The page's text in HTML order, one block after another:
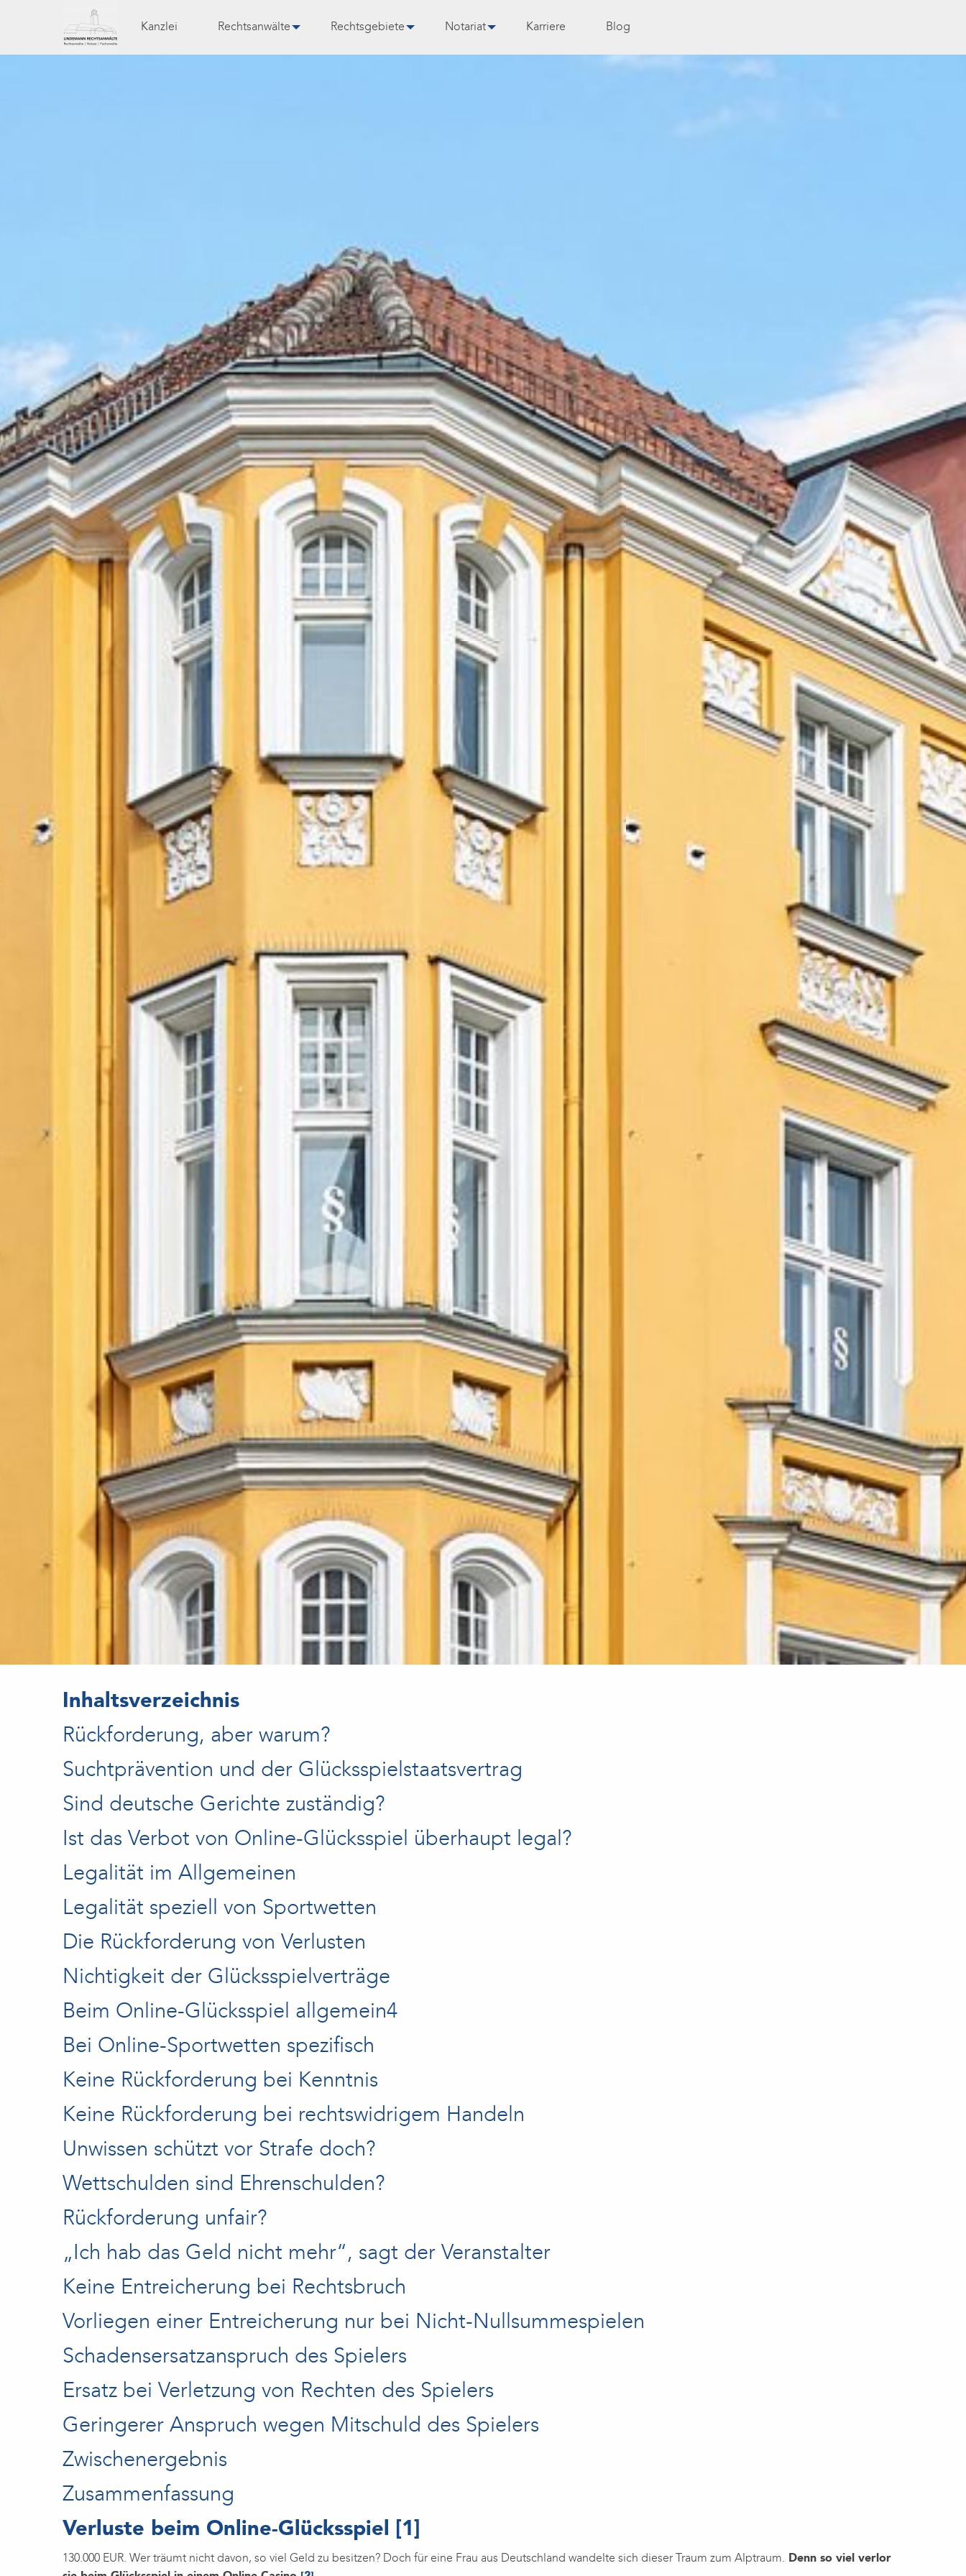
Kanzlei Rechtsanwälte Rechtsgebiete Notariat Karriere Blog
Inhaltsverzeichnis
Rückforderung, aber warum?
Suchtprävention und der Glücksspielstaatsvertrag
Sind deutsche Gerichte zuständig?
Ist das Verbot von Online-Glücksspiel überhaupt legal?
Legalität im Allgemeinen
Legalität speziell von Sportwetten
Die Rückforderung von Verlusten
Nichtigkeit der Glücksspielverträge
Beim Online-Glücksspiel allgemein4
Bei Online-Sportwetten spezifisch
Keine Rückforderung bei Kenntnis
Keine Rückforderung bei rechtswidrigem Handeln
Unwissen schützt vor Strafe doch?
Wettschulden sind Ehrenschulden?
Rückforderung unfair?
„Ich hab das Geld nicht mehr“, sagt der Veranstalter
Keine Entreicherung bei Rechtsbruch
Vorliegen einer Entreicherung nur bei Nicht-Nullsummespielen
Schadensersatzanspruch des Spielers
Ersatz bei Verletzung von Rechten des Spielers
Geringerer Anspruch wegen Mitschuld des Spielers
Zwischenergebnis
Zusammenfassung
Verluste beim Online-Glücksspiel
[1]
130.000 EUR. Wer träumt nicht davon, so viel Geld zu besitzen? Doch für eine Frau aus Deutschland wandelte sich dieser Traum zum Alptraum. Denn so viel verlor